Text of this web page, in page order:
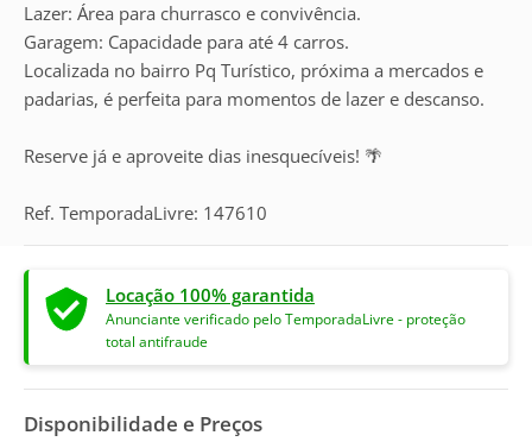
Lazer: Área para churrasco e convivência.
Garagem: Capacidade para até 4 carros.
Localizada no bairro Pq Turístico, próxima a mercados e
padarias, é perfeita para momentos de lazer e descanso.
Reserve já e aproveite dias inesquecíveis! 🌴
Ref. TemporadaLivre: 147610
Locação 100% garantida
Anunciante verificado pelo TemporadaLivre - proteção
total antifraude
Disponibilidade e Preços